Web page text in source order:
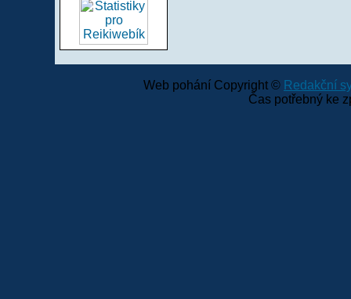
Web pohání Copyright © Redakční
Čas potřebný ke